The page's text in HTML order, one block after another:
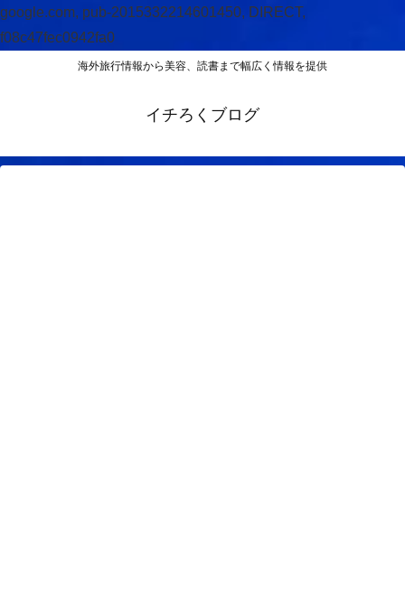
google.com, pub-2015332214601450, DIRECT,
f08c47fec0942fa0
海外旅行情報から美容、読書まで幅広く情報を提供
イチろくブログ